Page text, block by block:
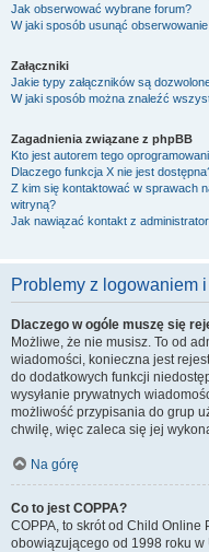
Jak obserwować wybrane forum?
W jaki sposób usunąć
Załączniki
Jakie typy załączników są
W jaki sposób można znaleźć
Zagadnienia związane z phpBB
Kto jest autorem tego
Dlaczego funkcja X nie jest
Z kim się kontaktować w sprawach
witryną?
Jak nawiązać kontakt z
Problemy z logowaniem
Dlaczego w ogóle muszę się
Możliwe, że nie musisz. To od
wiadomości, konieczna jest
do dodatkowych funkcji
wysyłanie prywatnych
możliwość przypisania do grup
chwilę, więc zaleca się jej
Na górę
Co to jest COPPA?
COPPA, to skrót od Child Online
obowiązującego od 1998 roku w